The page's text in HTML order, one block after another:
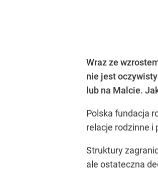
Wraz ze
nie jest
lub na Malcie.
Polska fundacja
relacje rodzinne i
Struktury
ale ostateczna